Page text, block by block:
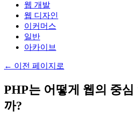
웹 개발
웹 디자인
이커머스
일반
아카이브
← 이전 페이지로
PHP는 어떻게 웹의 중
까?